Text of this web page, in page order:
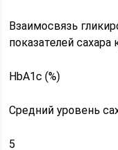
Взаимосвязь
показателей сахара
HbA1c (%)
Средний уровень
5